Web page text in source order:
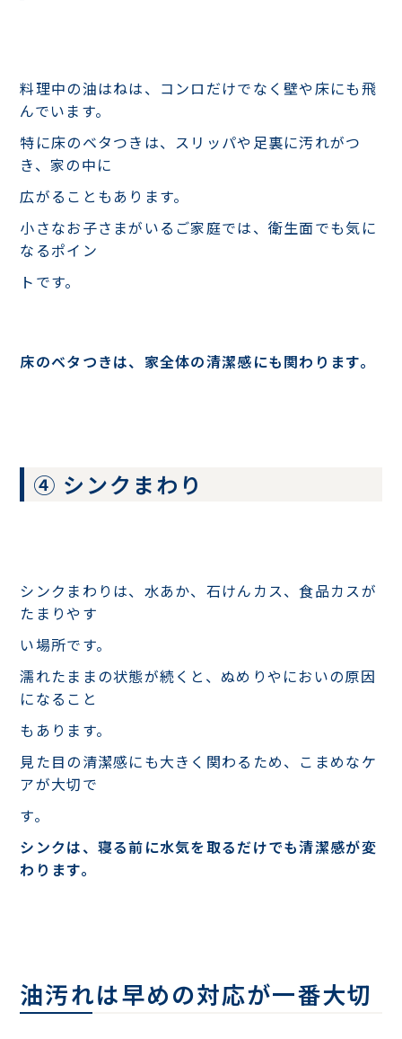
料理中の油はねは、コンロだけでなく壁や床にも飛
んでいます。
特に床のベタつきは、スリッパや足裏に汚れがつ
き、家の中に
広がることもあります。
小さなお子さまがいるご家庭では、衛生面でも気に
なるポイン
トです。
床のベタつきは、家全体の清潔感にも関わります。
④ シンクまわり
シンクまわりは、水あか、石けんカス、食品カスが
たまりやす
い場所です。
濡れたままの状態が続くと、ぬめりやにおいの原因
になること
もあります。
見た目の清潔感にも大きく関わるため、こまめなケ
アが大切で
す。
シンクは、寝る前に水気を取るだけでも清潔感が変
わります。
油汚れは早めの対応が一番大切